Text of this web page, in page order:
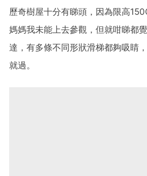
歷奇樹屋十分有睇頭，因為限高
媽媽我未能上去參觀，但就咁睇都
達，有多條不同形狀滑梯都夠吸睛
就過。